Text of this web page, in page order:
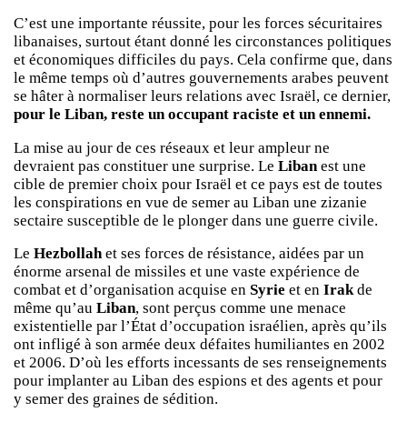
C’est une importante réussite, pour les forces sécuritaires
libanaises, surtout étant donné les circonstances politiques
et économiques difficiles du pays. Cela confirme que, dans
le même temps où d’autres gouvernements arabes peuvent
se hâter à normaliser leurs relations avec Israël, ce dernier,
pour le Liban, reste un occupant raciste et un ennemi.
La mise au jour de ces réseaux et leur ampleur ne
devraient pas constituer une surprise. Le Liban est une
cible de premier choix pour Israël et ce pays est de toutes
les conspirations en vue de semer au Liban une zizanie
sectaire susceptible de le plonger dans une guerre civile.
Le Hezbollahet ses forces de résistance, aidées par un
énorme arsenal de missiles et une vaste expérience de
combat et d’organisation acquise en Syrie et en Irakde
même qu’au Liban, sont perçus comme une menace
existentielle par l’État d’occupation israélien, après qu’ils
ont infligé à son armée deux défaites humiliantes en 2002
et 2006. D’où les efforts incessants de ses renseignements
pour implanter au Liban des espions et des agents et pour
y semer des graines de sédition.